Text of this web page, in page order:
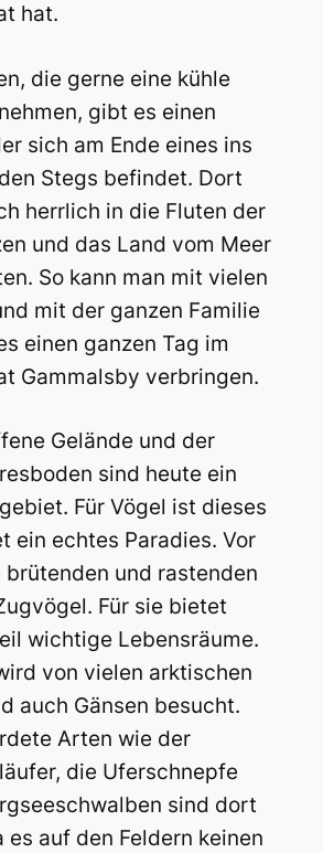
hat.
die gerne eine kühle
gibt es einen
sich am Ende eines ins
Stegs befindet. Dort
herrlich in die Fluten der
und das Land vom Meer
So kann man mit vielen
mit der ganzen Familie
einen ganzen Tag im
Gammalsby verbringen.
Gelände und der
sind heute ein
Für Vögel ist dieses
ein echtes Paradies. Vor
und rastenden
Für sie bietet
wichtige Lebensräume.
von vielen arktischen
auch Gänsen besucht.
Arten wie der
die Uferschnepfe
sind dort
es auf den Feldern keinen